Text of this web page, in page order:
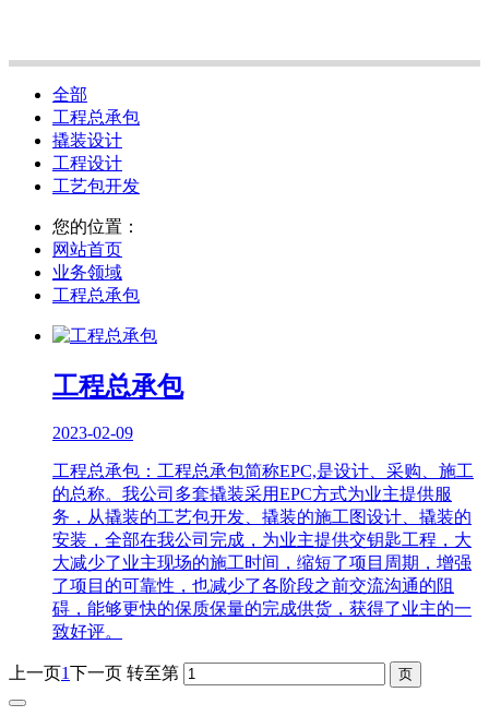
全部
工程总承包
撬装设计
工程设计
工艺包开发
您的位置：
网站首页
业务领域
工程总承包
工程总承包
2023-02-09
工程总承包：工程总承包简称EPC,是设计、采购、施工
的总称。我公司多套撬装采用EPC方式为业主提供服
务，从撬装的工艺包开发、撬装的施工图设计、撬装的
安装，全部在我公司完成，为业主提供交钥匙工程，大
大减少了业主现场的施工时间，缩短了项目周期，增强
了项目的可靠性，也减少了各阶段之前交流沟通的阻
碍，能够更快的保质保量的完成供货，获得了业主的一
致好评。
上一页1下一页 转至第